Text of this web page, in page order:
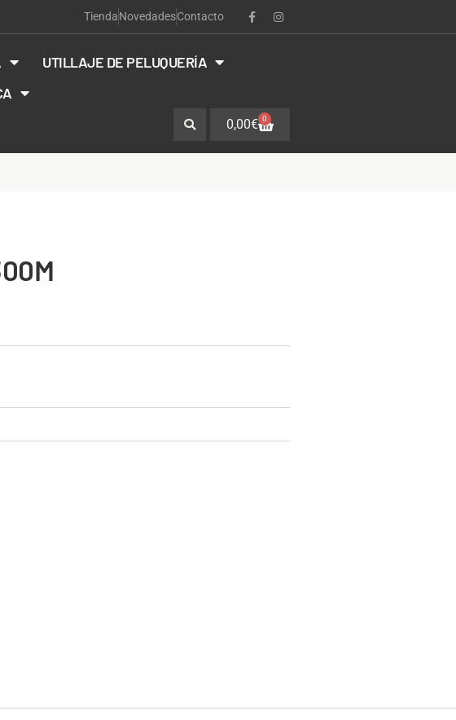
TiendaNovedadesContacto
UTILLAJE DE PELUQUERÍA
0,00€ 0